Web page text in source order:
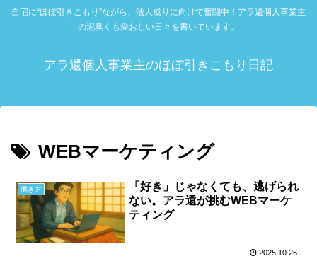
自宅に“ほぼ引きこもり”ながら、法人成りに向けて奮闘中！アラ還個人事業主
の泥臭くも愛おしい日々を書いています。
アラ還個人事業主のほぼ引きこもり日記
WEBマーケティング
働き方
「好き」じゃなくても、逃げられ
ない。アラ還が挑むWEBマーケ
ティング
2025.10.26